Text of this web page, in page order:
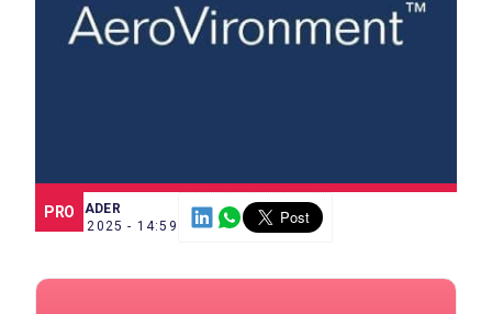
PRO
SCE TRADER
9 DEC. 2025 - 14:59